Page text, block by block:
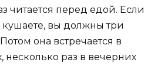
читается перед едой. Если
кушаете, вы должны три
она встречается в
несколько раз в вечерних